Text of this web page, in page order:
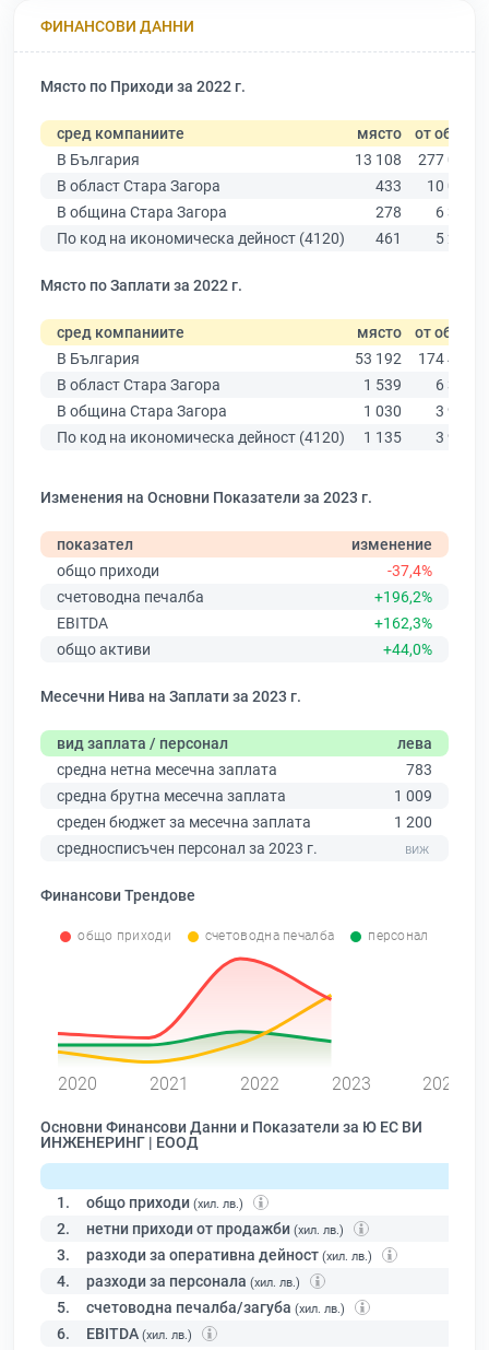
ФИНАНСОВИ ДАННИ
Място по Приходи за 2022 г.
сред компаниите място от общо
В България
13 108
277 019
В област Стара Загора
433
10 079
В община Стара Загора
278
6 309
По код на икономическа дейност (4120)
461 5 291
Място по Заплати за 2022 г.
сред компаниите място от общо
В България
53 192
174 403
В област Стара Загора
1 539
6 394
В община Стара Загора
1 030
3 960
По код на икономическа дейност (4120)
1 135 3 927
Изменения на Основни Показатели за 2023 г.
показател
изменение
общо приходи
-37,4%
счетоводна печалба
+196,2%
EBITDA
+162,3%
общо активи
+44,0%
Месечни Нива на Заплати за 2023 г.
вид заплата / персонал
лева
средна нетна месечна заплата
783
средна брутна месечна заплата
1 009
среден бюджет за месечна заплата
1 200
средносписъчен персонал за 2023 г.
Финансови Трендове
общо приходи счетоводна печалба персонал
2020 2021 2022 2023 2024
Основни Финансови Данни и Показатели за Ю ЕС ВИ
ИНЖЕНЕРИНГ | ЕООД
1. общо приходи (хил. лв.)
2. нетни приходи от продажби (хил. лв.)
3. разходи за оперативна дейност (хил. лв.)
4. разходи за персонала (хил. лв.)
5. счетоводна печалба/загуба (хил. лв.)
6. EBITDA (хил. лв.)